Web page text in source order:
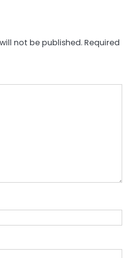
not be published. Required